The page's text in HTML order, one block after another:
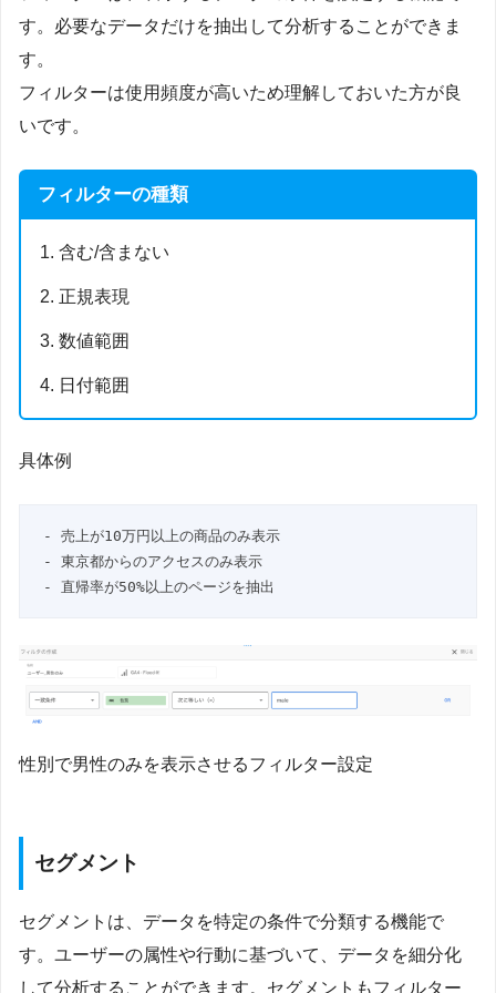
す。必要なデータだけを抽出して分析することができま
す。
フィルターは使用頻度が高いため理解しておいた方が良
いです。
フィルターの種類
含む/含まない
正規表現
数値範囲
日付範囲
具体例
- 売上が10万円以上の商品のみ表示
- 東京都からのアクセスのみ表示
- 直帰率が50%以上のページを抽出
性別で男性のみを表示させるフィルター設定
セグメント
セグメントは、データを特定の条件で分類する機能で
す。ユーザーの属性や行動に基づいて、データを細分化
して分析することができます。セグメントもフィルター